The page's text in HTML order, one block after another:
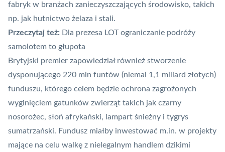
fabryk w branżach zanieczyszczających środowisko, takich
np. jak hutnictwo żelaza i stali.
Przeczytaj też: Dla prezesa LOT ograniczanie podróży
samolotem to głupota
Brytyjski premier zapowiedział również stworzenie
dysponującego 220 mln funtów (niemal 1,1 miliard złotych)
funduszu, którego celem będzie ochrona zagrożonych
wyginięciem gatunków zwierząt takich jak czarny
nosorożec, słoń afrykański, lampart śnieżny i tygrys
sumatrzański. Fundusz miałby inwestować m.in. w projekty
mające na celu walkę z nielegalnym handlem dzikimi